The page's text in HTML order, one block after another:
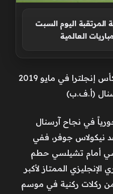
المرتقبة اليوم السبت
العالمية
غوارديولا ومساعده أرتيتا وكأس إنجلترا في مايو 2019
(أ.ف.ب)
في نجاح آرسنال
نيكولاس جوفر، ففي
أمام تشيلسي حطم
الإنجليزي الممتاز لأكبر
ركلات ركنية في موسم